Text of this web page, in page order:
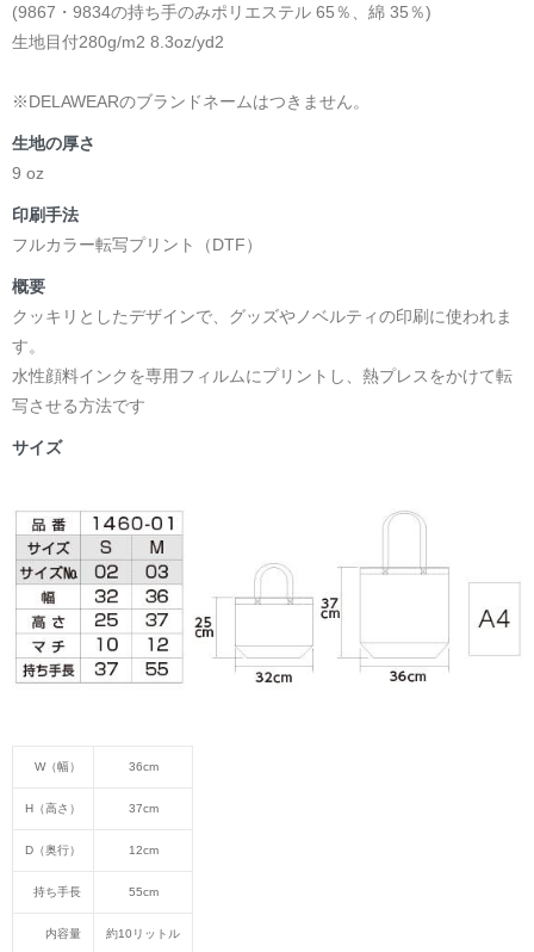
(9867・9834の持ち手のみポリエステル 65％、綿 35％)
生地目付280g/m2 8.3oz/yd2
※DELAWEARのブランドネームはつきません。
生地の厚さ
9 oz
印刷手法
フルカラー転写プリント（DTF）
概要
クッキリとしたデザインで、グッズやノベルティの印刷に使われま
す。
水性顔料インクを専用フィルムにプリントし、熱プレスをかけて転
写させる方法です
サイズ
W（幅） 36cm
H（高さ） 37cm
D（奥行） 12cm
持ち手長 55cm
内容量 約10リットル